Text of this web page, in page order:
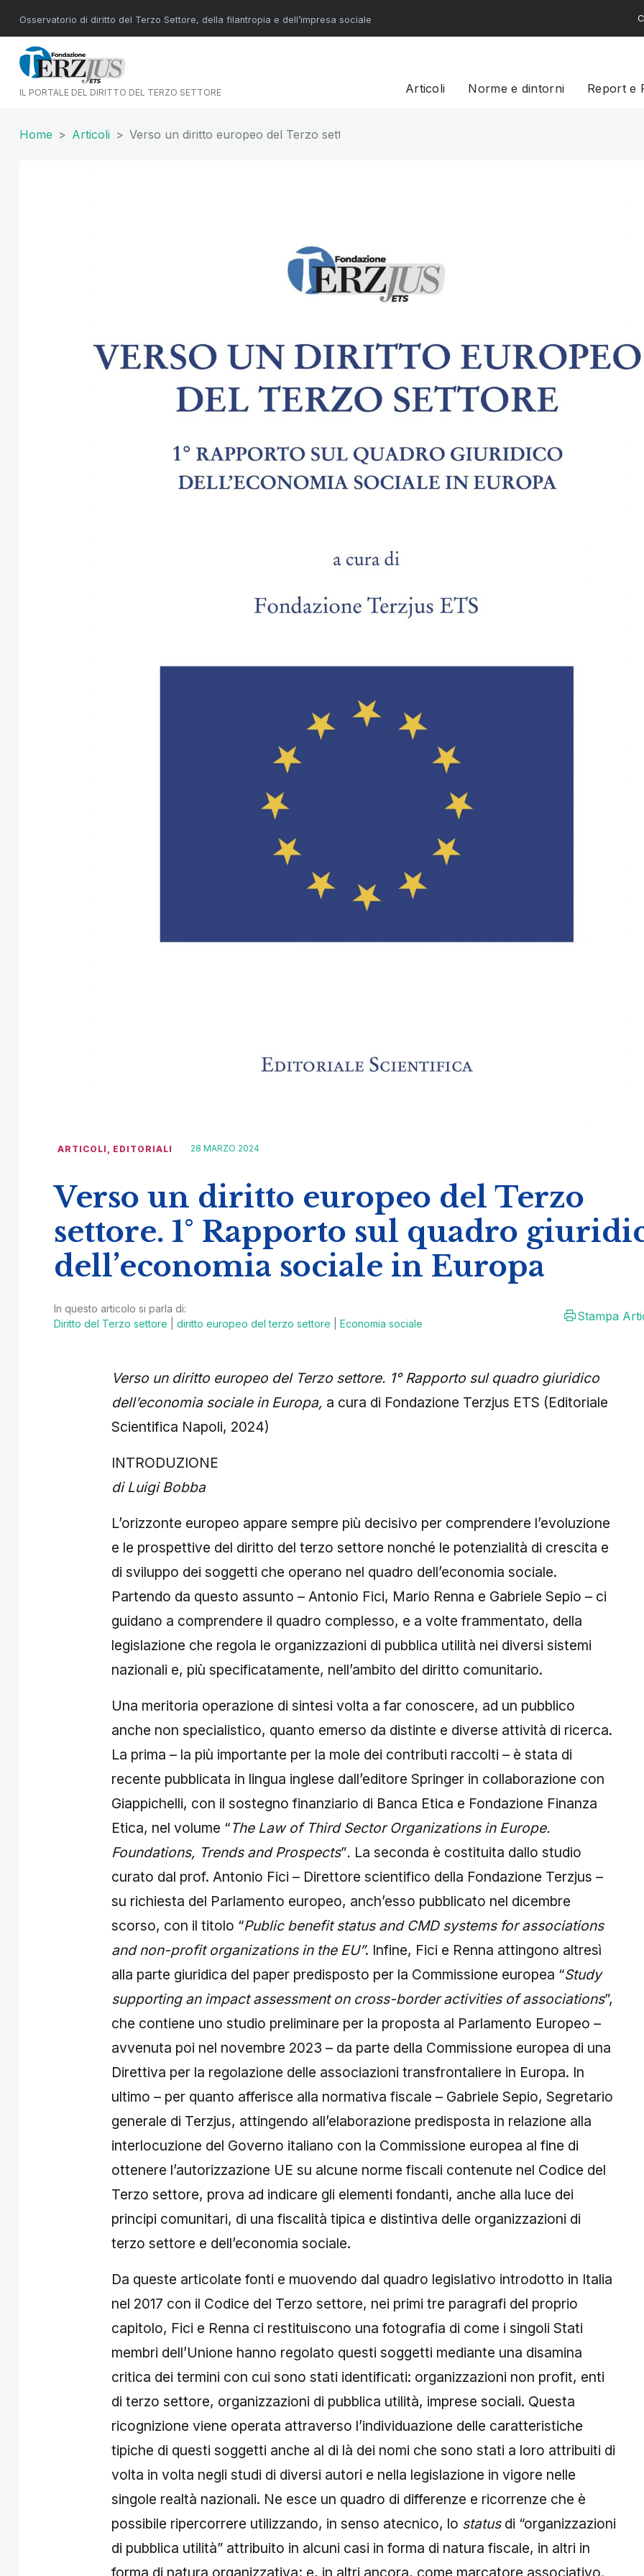
Osservatorio di diritto del Terzo Settore, della filantropia e dell’impresa sociale
IL PORTALE DEL DIRITTO DEL TERZO SETTORE Articoli Norme e dintorni Report e
Home Articoli Verso un diritto europeo del Terzo settore. 1° Rapporto sul quadro giuridico dell’economia
ARTICOLI EDITORIALI 28 MARZO 2024
Verso un diritto europeo del Terzo
settore. 1° Rapporto sul quadro
dell’economia sociale in Europa
In questo articolo si parla di:
Diritto del Terzo settore
diritto europeo del terzo settore Economia sociale
Stampa
Verso un diritto europeo del Terzo settore. 1° Rapporto sul quadro giuridico
dell’economia sociale in Europa, a cura di Fondazione Terzjus ETS (Editoriale
Scientifica Napoli, 2024)
INTRODUZIONE
di Luigi Bobba
L’orizzonte europeo appare sempre più decisivo per comprendere l’evoluzione
e le prospettive del diritto del terzo settore nonché le potenzialità di crescita e
di sviluppo dei soggetti che operano nel quadro dell’economia sociale.
Partendo da questo assunto – Antonio Fici, Mario Renna e Gabriele Sepio – ci
guidano a comprendere il quadro complesso, e a volte frammentato, della
legislazione che regola le organizzazioni di pubblica utilità nei diversi sistemi
nazionali e, più specificatamente, nell’ambito del diritto comunitario.
Una meritoria operazione di sintesi volta a far conoscere, ad un pubblico
anche non specialistico, quanto emerso da distinte e diverse attività di ricerca.
La prima – la più importante per la mole dei contributi raccolti – è stata di
recente pubblicata in lingua inglese dall’editore Springer in collaborazione con
Giappichelli, con il sostegno finanziario di Banca Etica e Fondazione Finanza
Etica, nel volume “The Law of Third Sector Organizations in Europe.
Foundations, Trends and Prospects”. La seconda è costituita dallo studio
curato dal prof. Antonio Fici – Direttore scientifico della Fondazione Terzjus –
su richiesta del Parlamento europeo, anch’esso pubblicato nel dicembre
scorso, con il titolo “Public benefit status and CMD systems for associations
and non-profit organizations in the EU”. Infine, Fici e Renna attingono altresì
alla parte giuridica del paper predisposto per la Commissione europea “Study
supporting an impact assessment on cross-border activities of associations”,
che contiene uno studio preliminare per la proposta al Parlamento Europeo –
avvenuta poi nel novembre 2023 – da parte della Commissione europea di una
Direttiva per la regolazione delle associazioni transfrontaliere in Europa. In
ultimo – per quanto afferisce alla normativa fiscale – Gabriele Sepio, Segretario
generale di Terzjus, attingendo all’elaborazione predisposta in relazione alla
interlocuzione del Governo italiano con la Commissione europea al fine di
ottenere l’autorizzazione UE su alcune norme fiscali contenute nel Codice del
Terzo settore, prova ad indicare gli elementi fondanti, anche alla luce dei
principi comunitari, di una fiscalità tipica e distintiva delle organizzazioni di
terzo settore e dell’economia sociale.
Da queste articolate fonti e muovendo dal quadro legislativo introdotto in Italia
nel 2017 con il Codice del Terzo settore, nei primi tre paragrafi del proprio
capitolo, Fici e Renna ci restituiscono una fotografia di come i singoli Stati
membri dell’Unione hanno regolato questi soggetti mediante una disamina
critica dei termini con cui sono stati identificati: organizzazioni non profit, enti
di terzo settore, organizzazioni di pubblica utilità, imprese sociali. Questa
ricognizione viene operata attraverso l’individuazione delle caratteristiche
tipiche di questi soggetti anche al di là dei nomi che sono stati a loro attribuiti di
volta in volta negli studi di diversi autori e nella legislazione in vigore nelle
singole realtà nazionali. Ne esce un quadro di differenze e ricorrenze che è
possibile ripercorrere utilizzando, in senso atecnico, lo status di “organizzazioni
di pubblica utilità” attribuito in alcuni casi in forma di natura fiscale, in altri in
forma di natura organizzativa; e, in altri ancora, come marcatore associativo.